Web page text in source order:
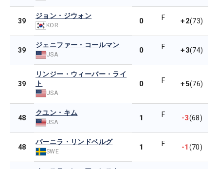
39
ジョン・ジウォン
KOR 0 F +2(73)
39
ジェニファー・コールマン
USA 0 F +3(74)
39
リンジー・ウィーバー・ライ
ト
USA
0 F +5(76)
48
クユン・キム
USA 1 F -3(68)
48
パーニラ・リンドベルグ
SWE 1 F -1(70)